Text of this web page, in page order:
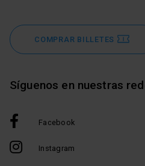
COMPRAR BILLETES
Síguenos en nuestras
Facebook
Instagram